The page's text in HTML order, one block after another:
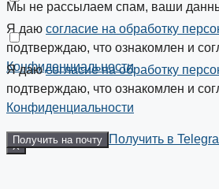
Я даю согласие на обработку
подтверждаю, что ознакомлен и
Конфиденциальности
X
Мы не рассылаем спам, ваши
Я даюсогласие на обработку
подтверждаю, что ознакомлен и
Конфиденциальности
Получить в